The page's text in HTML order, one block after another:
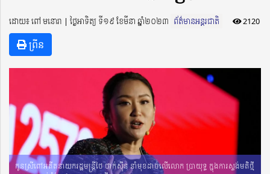
ដោយ៖ ពៅ មនោរា ​​ | ថ្ងៃអាទិត្យ ទី១៩ ខែមីនា ឆ្នាំ២០២៣ ព័ត៌មានអន្តរជាតិ 2120
ព្រីន
កូនស្រីពៅអតីតនាយករដ្ឋមន្រ្តីថៃ ថាក់ស៉ីន នាំមុខដាច់លើលោក ប្រាយុទ្ធ ក្នុងការស្ទង់មតិថ្មី